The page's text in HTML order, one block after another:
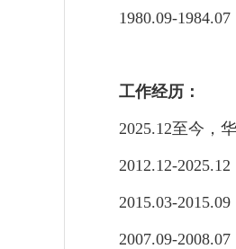
1980.09-1984.07
工作经历：
2025.12至今，
2012.12-2025.12
2015.03-2015.09
2007.09-2008.07